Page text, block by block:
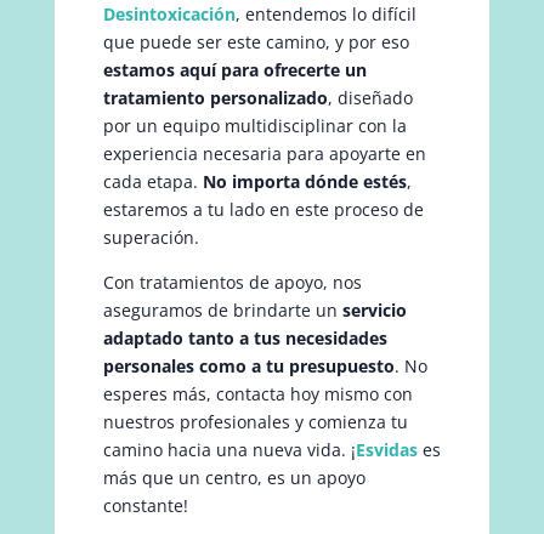
Desintoxicación, entendemos lo difícil
que puede ser este camino, y por eso
estamos aquí para ofrecerte un
tratamiento personalizado, diseñado
por un equipo multidisciplinar con la
experiencia necesaria para apoyarte en
cada etapa. No importa dónde estés,
estaremos a tu lado en este proceso de
superación.
Con tratamientos de apoyo, nos
aseguramos de brindarte un servicio
adaptado tanto a tus necesidades
personales como a tu presupuesto. No
esperes más, contacta hoy mismo con
nuestros profesionales y comienza tu
camino hacia una nueva vida. ¡Esvidas es
más que un centro, es un apoyo
constante!